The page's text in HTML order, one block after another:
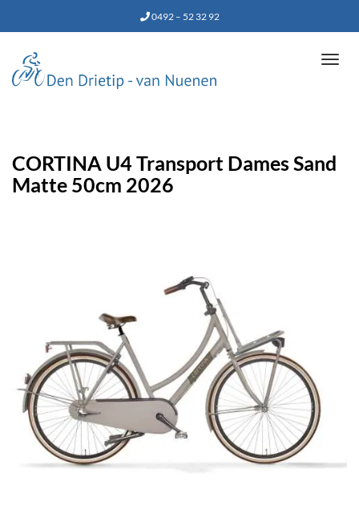
0492 – 52 32 92
CORTINA U4 Transport Dames Sand
Matte 50cm 2026